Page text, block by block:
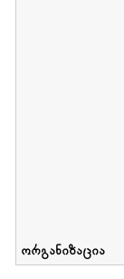
ორგანიზაცია